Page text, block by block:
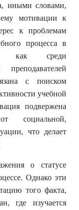
иными словами,
мотивации к
к проблемам
процесса в
как среди
с поиском
учебной
подвержена
социальной,
что делает
о статусе
Однако эти
того факта,
где изучается